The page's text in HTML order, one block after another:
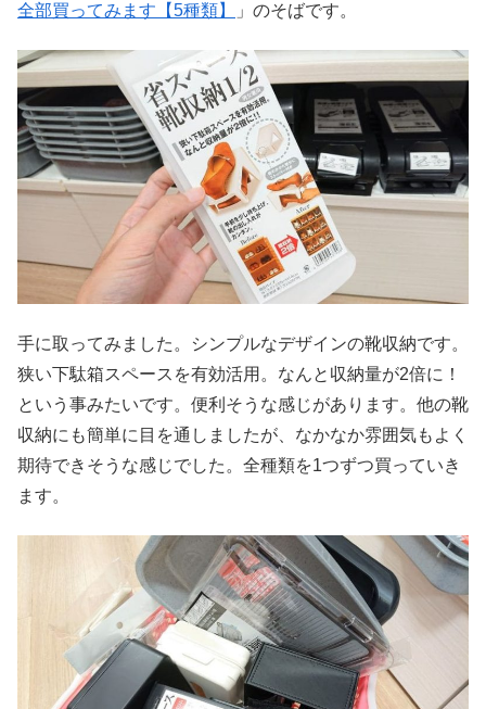
全部買ってみます【5種類】
」のそばです。
手に取ってみました。シンプルなデザインの靴収納です。
狭い下駄箱スペースを有効活用。なんと収納量が2倍に！
という事みたいです。便利そうな感じがあります。他の靴
収納にも簡単に目を通しましたが、なかなか雰囲気もよく
期待できそうな感じでした。全種類を1つずつ買っていき
ます。